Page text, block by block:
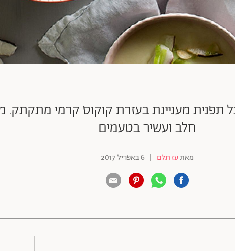
תפנית מעניינת בעזרת קוקוס קרמי מתקתק.
חלב ועשיר בטעמים
מאתעז תלם | 6 באפריל 2017